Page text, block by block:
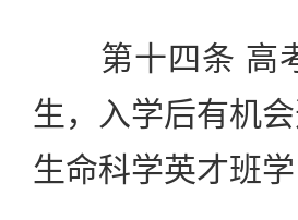
第十四条 高考
生，入学后有机
生命科学英才班学